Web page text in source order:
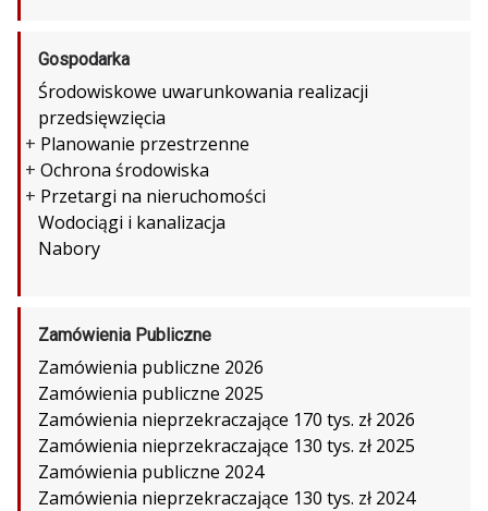
Gospodarka
Środowiskowe uwarunkowania realizacji
przedsięwzięcia
+ Planowanie przestrzenne
+ Ochrona środowiska
+ Przetargi na nieruchomości
Wodociągi i kanalizacja
Nabory
Zamówienia Publiczne
Zamówienia publiczne 2026
Zamówienia publiczne 2025
Zamówienia nieprzekraczające 170 tys. zł 2026
Zamówienia nieprzekraczające 130 tys. zł 2025
Zamówienia publiczne 2024
Zamówienia nieprzekraczające 130 tys. zł 2024